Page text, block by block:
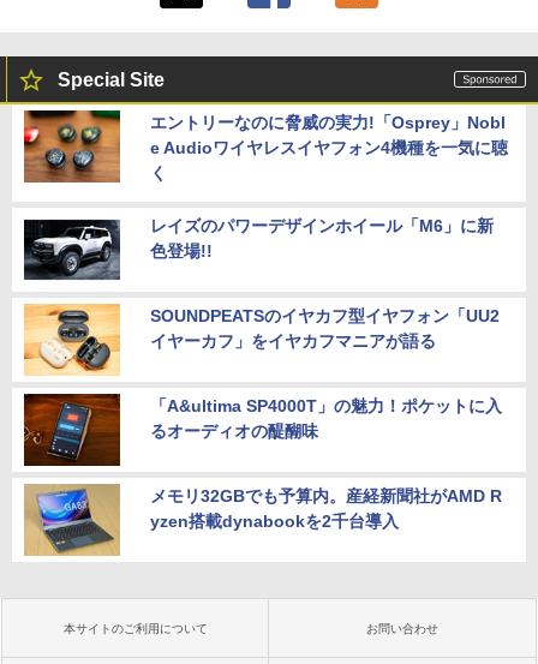
Special Site
エントリーなのに脅威の実力!「Osprey」Nobl
e Audioワイヤレスイヤフォン4機種を一気に聴
く
レイズのパワーデザインホイール「M6」に新
色登場!!
SOUNDPEATSのイヤカフ型イヤフォン「UU2
イヤーカフ」をイヤカフマニアが語る
「A&ultima SP4000T」の魅力！ポケットに入
るオーディオの醍醐味
メモリ32GBでも予算内。産経新聞社がAMD R
yzen搭載dynabookを2千台導入
本サイトのご利用について お問い合わせ